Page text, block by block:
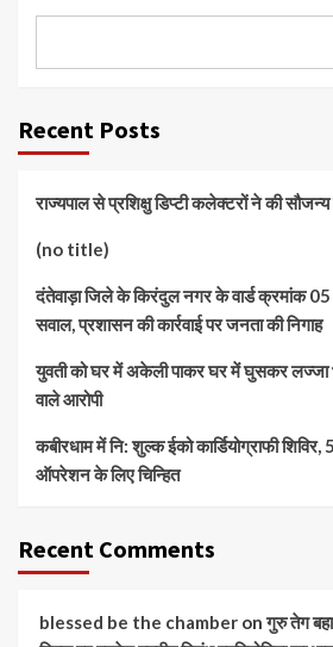
Recent Posts
राज्यपाल से प्रशिक्षु डिप्टी कलेक्टरों ने की
(no title)
दंतेवाड़ा जिले के किरंदुल नगर के वार्ड क्रमांक 05
सवाल, प्रशासन की कार्रवाई पर जनता की निगाह
युवती को घर में अकेली पाकर घर में घुसकर
वाले आरोपी
कबीरधाम में नि: शुल्क ईको कार्डियोग्राफी
ऑपरेशन के लिए चिन्हित
Recent Comments
blessed be the chamber onगुरु तेग